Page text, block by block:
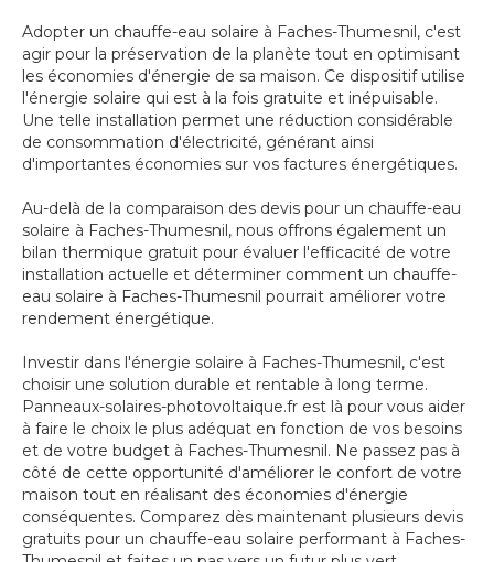
Adopter un chauffe-eau solaire à Faches-Thumesnil, c'est
agir pour la préservation de la planète tout en optimisant
les économies d'énergie de sa maison. Ce dispositif utilise
l'énergie solaire qui est à la fois gratuite et inépuisable.
Une telle installation permet une réduction considérable
de consommation d'électricité, générant ainsi
d'importantes économies sur vos factures énergétiques.
Au-delà de la comparaison des devis pour un chauffe-eau
solaire à Faches-Thumesnil, nous offrons également un
bilan thermique gratuit pour évaluer l'efficacité de votre
installation actuelle et déterminer comment un chauffe-
eau solaire à Faches-Thumesnil pourrait améliorer votre
rendement énergétique.
Investir dans l'énergie solaire à Faches-Thumesnil, c'est
choisir une solution durable et rentable à long terme.
Panneaux-solaires-photovoltaique.fr est là pour vous aider
à faire le choix le plus adéquat en fonction de vos besoins
et de votre budget à Faches-Thumesnil. Ne passez pas à
côté de cette opportunité d'améliorer le confort de votre
maison tout en réalisant des économies d'énergie
conséquentes. Comparez dès maintenant plusieurs devis
gratuits pour un chauffe-eau solaire performant à Faches-